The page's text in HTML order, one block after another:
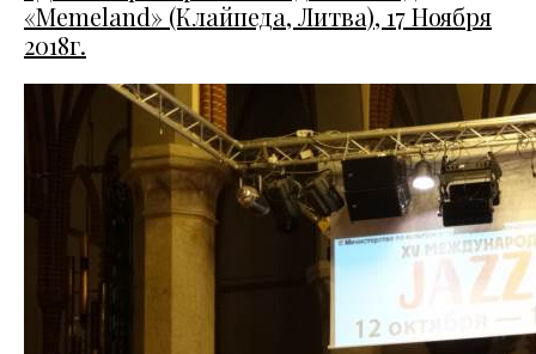
«Memeland» (Клайпеда, Литва), 17 Ноября
2018г.